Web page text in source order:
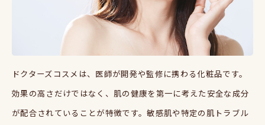
ドクターズコスメは、医師が開発や監修に携わる化粧品です。
効果の高さだけではなく、肌の健康を第一に考えた安全な成分
が配合されていることが特徴です。敏感肌や特定の肌トラブル